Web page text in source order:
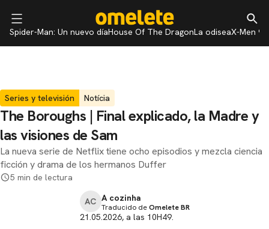
Spider-Man: Un nuevo díaHouse Of The DragonLa odiseaX-Men 97
Series y televisión Notícia
The Boroughs | Final explicado, la Madre y
las visiones de Sam
La nueva serie de Netflix tiene ocho episodios y mezcla ciencia
ficción y drama de los hermanos Duffer
5 min de lectura
AC A cozinha
Traducido deOmelete BR
21.05.2026, a las 10H49.